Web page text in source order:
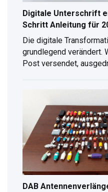
Digitale Unterschrift
Schritt Anleitung für
Die digitale
grundlegend verändert.
Post versendet,
Schritt
Anleitung
für
2026
DAB